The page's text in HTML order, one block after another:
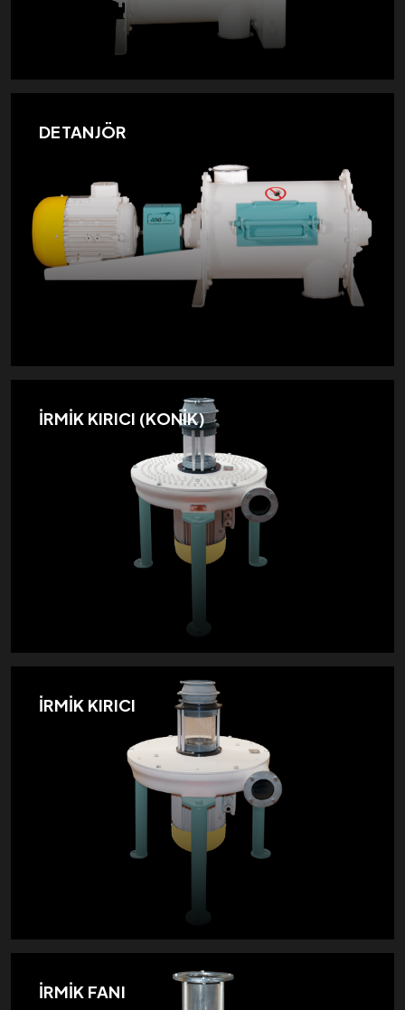
DETANJÖR
İRMİK KIRICI (KONİK)
İRMİK KIRICI
İRMİK FANI